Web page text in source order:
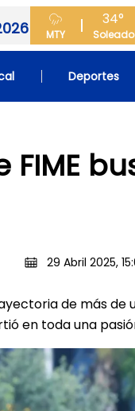
MTY
34°
Soleado
Deportes
FIME
29 Abril 2025,
de más de
en toda una